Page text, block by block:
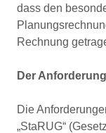
dass den
Rechnung
Der
Die
„StaRUG“